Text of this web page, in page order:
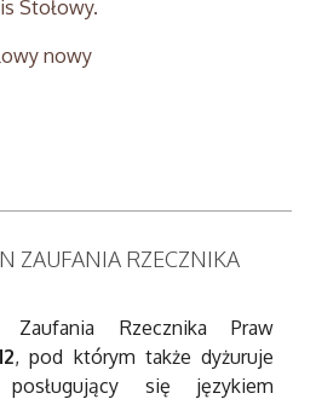
Stołowy.
nowy
ZAUFANIA RZECZNIKA
Rzecznika Praw
, pod którym także dyżuruje
się językiem